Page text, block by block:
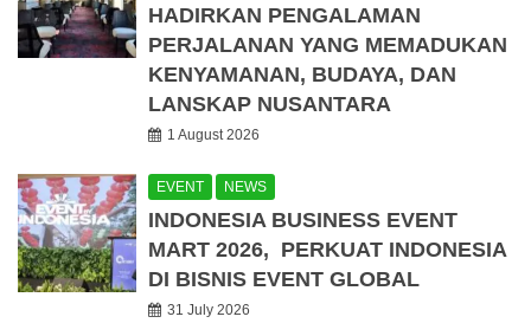
HADIRKAN PENGALAMAN
PERJALANAN YANG MEMADUKAN
KENYAMANAN, BUDAYA, DAN
LANSKAP NUSANTARA
1 August 2026
EVENT NEWS
INDONESIA BUSINESS EVENT
MART 2026, PERKUAT INDONESIA
DI BISNIS EVENT GLOBAL
31 July 2026